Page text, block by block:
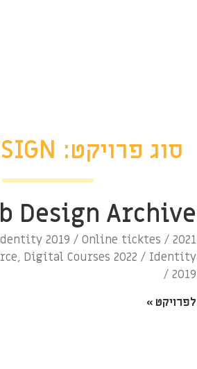
סוג פרויקט: WEB DESIGN
Design Archive
/ Identity 2019 / Online ticktes
Digital Courses 2022 / Identity
2019 /
לפרויקט »